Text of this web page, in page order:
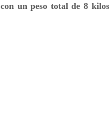
con un peso total de 8